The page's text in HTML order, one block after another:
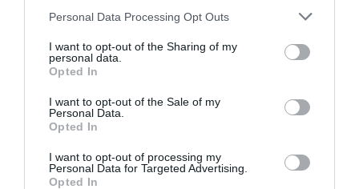
Please note that this website/app uses one or more Google
not limited to your visit or usage behaviour. You may click to
grant or deny consent to Google and its third-party tags to
use your data for below specified purposes in below Google
consent section.
Personal Data Processing Opt Outs
I want to opt-out of the Sharing of my
personal data.
Opted In
I want to opt-out of the Sale of my
Personal Data.
Opted In
I want to opt-out of processing my
Personal Data for Targeted Advertising.
Opted In
LIFESTYLE
Μαίρη Συνατσάκη: 36 ώρες μακριά από την
κόρη της και τον Ίαν Σταρτή – Η συγκινητική